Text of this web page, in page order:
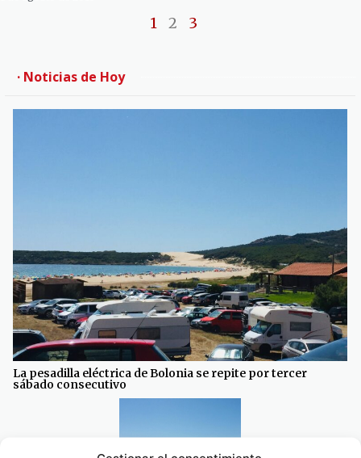
1 2 3
· Noticias de Hoy
La pesadilla eléctrica de Bolonia se repite por tercer
sábado consecutivo